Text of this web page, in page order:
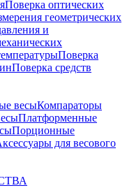
Поверка оптических
геометрических
и
Поверка
Поверка средств
весыКомпараторы
Платформенные
Порционные
для весового